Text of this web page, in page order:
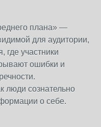
плана» —
для аудитории,
где участники
ошибки и
люди сознательно
о себе.